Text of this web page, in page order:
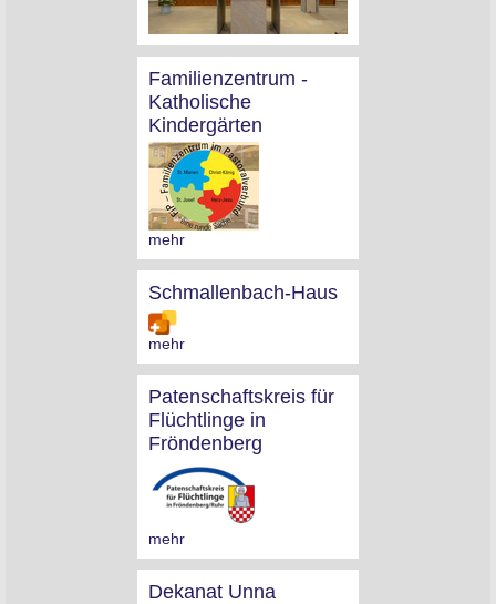
Familienzentrum -
Katholische
Kindergärten
mehr
Schmallenbach-Haus
mehr
Patenschaftskreis für
Flüchtlinge in
Fröndenberg
mehr
Dekanat Unna